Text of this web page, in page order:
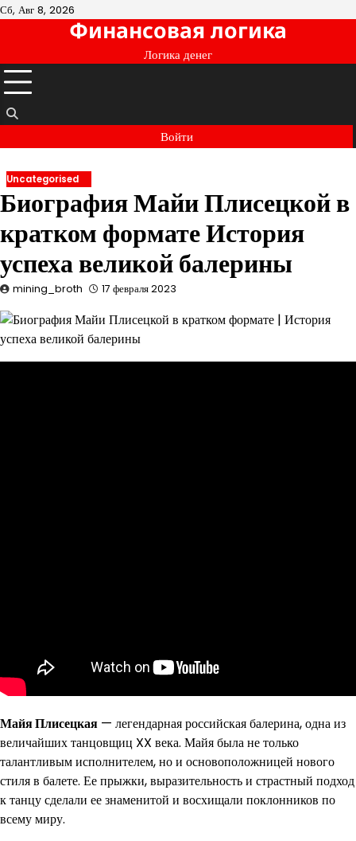
Перейти
Сб, Авг 8, 2026
Финансовая логика
Логика денег
Войти
Uncategorised
Биография Майи Плисецкой в
кратком формате История
успеха великой балерины
mining_broth 17 февраля 2023
Майя Плисецкая — легендарная российская балерина, одна из
величайших танцовщиц XX века. Майя была не только
талантливым исполнителем, но и основоположницей нового
стиля в балете. Ее прыжки, выразительность и страстный подход
к танцу сделали ее знаменитой и восхищали поклонников по
всему миру.